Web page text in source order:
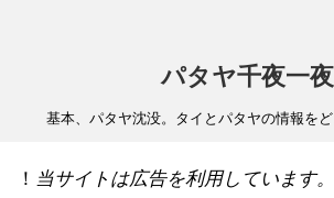
パタヤ千夜一夜
基本、パタヤ沈没。タイとパタヤの情報をど
！ 当サイトは広告を利用しています